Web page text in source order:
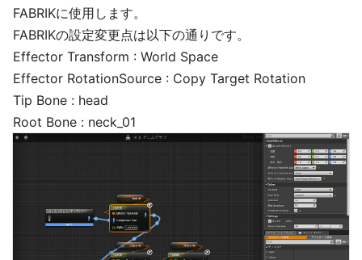
FABRIKに使用します。
FABRIKの設定変更点は以下の通りです。
Effector Transform : World Space
Effector RotationSource : Copy Target Rotation
Tip Bone : head
Root Bone : neck_01